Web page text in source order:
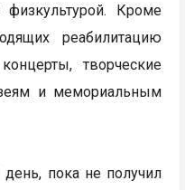
Кроме
реабилитацию
творческие
и мемориальным
пока не получил